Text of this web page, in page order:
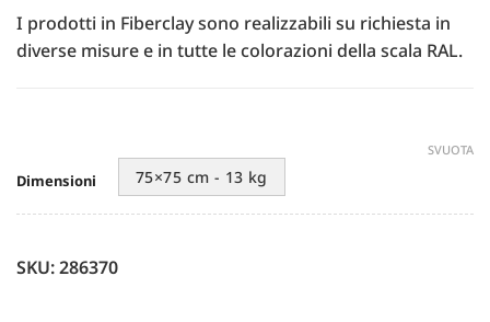
I prodotti in Fiberclay sono realizzabili su richiesta in
diverse misure e in tutte le colorazioni della scala RAL.
Dimensioni 75×75 cm - 13 kg
SVUOTA
SKU: 286370